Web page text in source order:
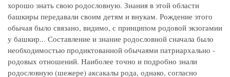
хорошо знать свою родословную. Знания в этой области
башкиры передавали своим детям и внукам. Рождение этого
обычая было связано, видимо, с принципом родовой экзогамии
у башкир... Составление и знание родословной сначала было
необходимостью продиктованной обычаями патриархально -
родовых отношений. Наиболее точно и подробно знали
родословную (шежере) аксакалы рода, однако, согласно